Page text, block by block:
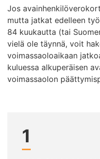
Jos
mutta jatkat edelleen
84 kuukautta (tai
vielä ole täynnä, voit
voimassaoloaikaan
kuluessa alkuperäisen
voimassaolon
1